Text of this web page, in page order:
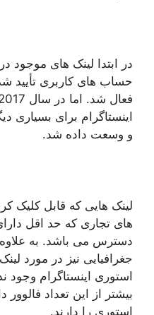
در ابتدا لینک های موجود
حساب های کاربری تأیید
اینستاگرام برای بسیاری
و وسعت داده شد.
لینک هایی که قابل کلیک
دسترس می باشد. به
جغرافیایی نیز در مورد
استوری اینستاگرام وجود
بیشتر از این تعداد فالوور
استوری را دارند.